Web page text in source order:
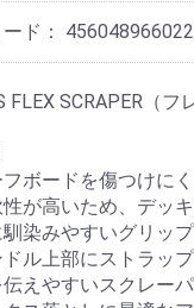
ド：
FLEX SCRAPER（
フボードを傷つけに
性が高いため、デッ
馴染みやすいグリッ
ドル上部にストラッ
伝えやすいスクレー